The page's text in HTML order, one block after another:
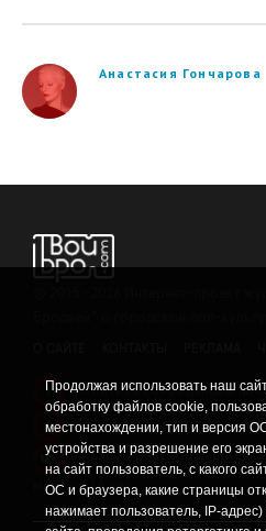
Продолжая использовать наш
обработку файлов cookie,
местонахождении, тип и версия
устройства и разрешение его
на сайт пользователь, с какого
ОС и браузера, какие страницы
нажимает пользователь, IP-
Анастасия Гончарова
! Политика
! Информация о проведении
Данный сайт не
младше 16 лет.